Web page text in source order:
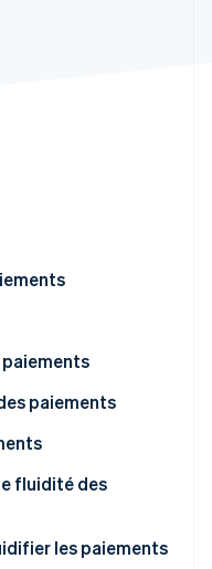
paiements
fluidité des
les paiements